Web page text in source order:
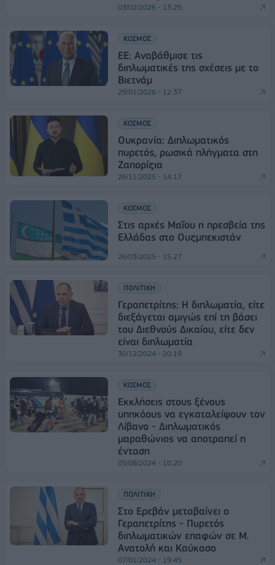
03/02/2026 - 13:25
ΚΟΣΜΟΣ
ΕΕ: Αναβάθμισε τις
διπλωματικές της σχέσεις με το
Βιετνάμ
29/01/2026 - 12:37
ΚΟΣΜΟΣ
Ουκρανία: Διπλωματικός
πυρετός, ρωσικά πλήγματα στη
Ζαπορίζια
26/11/2025 - 14:17
ΚΟΣΜΟΣ
Στις αρχές Μαΐου η πρεσβεία της
Ελλάδας στο Ουζμπεκιστάν
26/03/2025 - 15:27
ΠΟΛΙΤΙΚΗ
Γεραπετρίτης: Η διπλωματία, είτε
διεξάγεται αμιγώς επί τη βάσει
του Διεθνούς Δικαίου, είτε δεν
είναι διπλωματία
30/12/2024 - 20:19
ΚΟΣΜΟΣ
Εκκλήσεις στους ξένους
υπηκόους να εγκαταλείψουν τον
Λίβανο - Διπλωματικός
μαραθώνιος να αποτραπεί η
ένταση
05/08/2024 - 10:20
ΠΟΛΙΤΙΚΗ
Στο Ερεβάν μεταβαίνει ο
Γεραπετρίτης - Πυρετός
διπλωματικών επαφών σε Μ.
Ανατολή και Καύκασο
07/01/2024 - 19:45